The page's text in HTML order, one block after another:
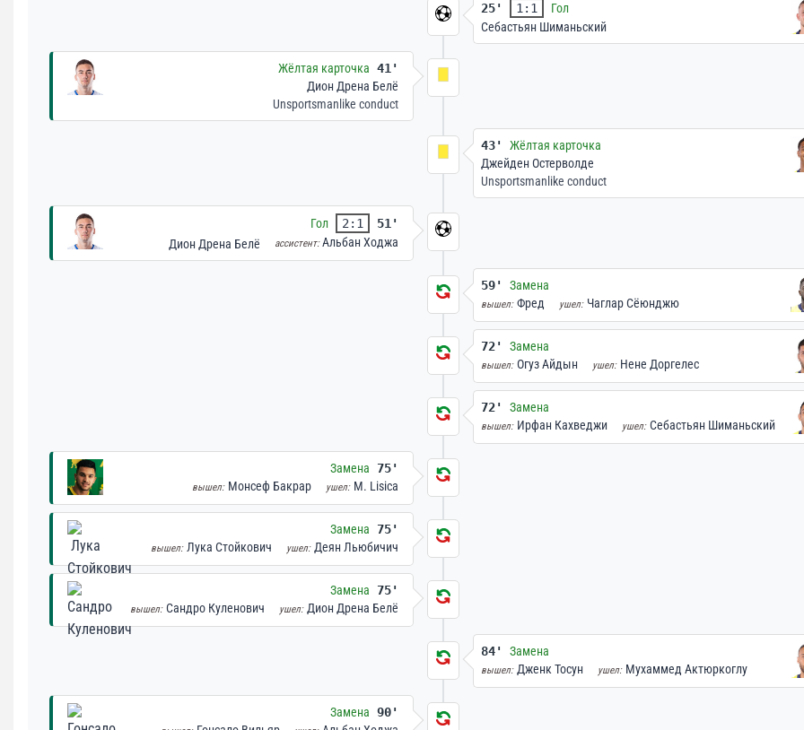
25' 1:1
Гол
Себастьян Шиманьский
Жёлтая карточка 41'
Дион Дрена Белё
Unsportsmanlike conduct
43'
Жёлтая карточка
Джейден Остерволде
Unsportsmanlike conduct
Гол 2:1
51'
Дион Дрена Белё
ассистент:Альбан Ходжа
59' Замена
вышел: Фред ушел: Чаглар Сёюнджю
72' Замена
вышел: Огуз Айдын ушел: Нене Доргелес
72' Замена
вышел: Ирфан Кахведжи ушел: Себастьян Шиманьский
Замена 75'
вышел: Монсеф Бакрар ушел: M. Lisica
Замена 75'
вышел: Лука Стойкович ушел: Деян Льюбичич
Замена 75'
вышел: Сандро Куленович ушел: Дион Дрена Белё
84' Замена
вышел: Дженк Тосун ушел: Мухаммед Актюркоглу
Замена 90'